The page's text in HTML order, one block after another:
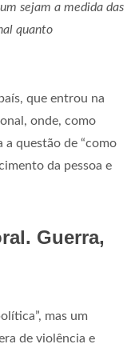
sejam a medida das
quanto
que entrou na
onde, como
a questão de “como
da pessoa e
Guerra,
mas um
de violência e